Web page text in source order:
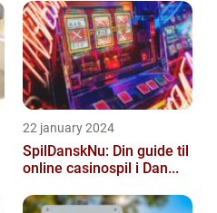
22 january 2024
SpilDanskNu: Din guide til
online casinospil i Dan...